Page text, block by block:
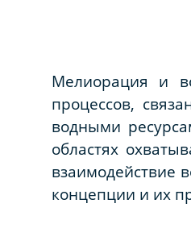
Мелиорация и
процессов,
водными
областях
взаимодействие
концепции и их